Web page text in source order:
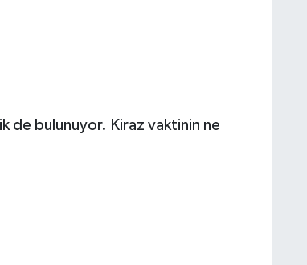
de bulunuyor. Kiraz vaktinin ne